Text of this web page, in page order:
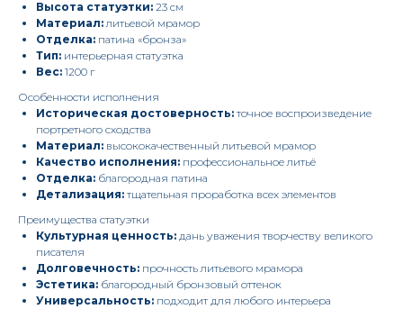
Высота статуэтки: 23 см
Материал:литьевой мрамор
Отделка: патина «бронза»
Тип: интерьерная статуэтка
Вес: 1200 г
Особенности исполнения
Историческая достоверность:точное воспроизведение
портретного сходства
Материал: высококачественный литьевой мрамор
Качество исполнения: профессиональное литьё
Отделка: благородная патина
Детализация:тщательная проработка всех элементов
Преимущества статуэтки
Культурная ценность: дань уважения творчеству великого
писателя
Долговечность: прочность литьевого мрамора
Эстетика: благородный бронзовый оттенок
Универсальность: подходит для любого интерьера